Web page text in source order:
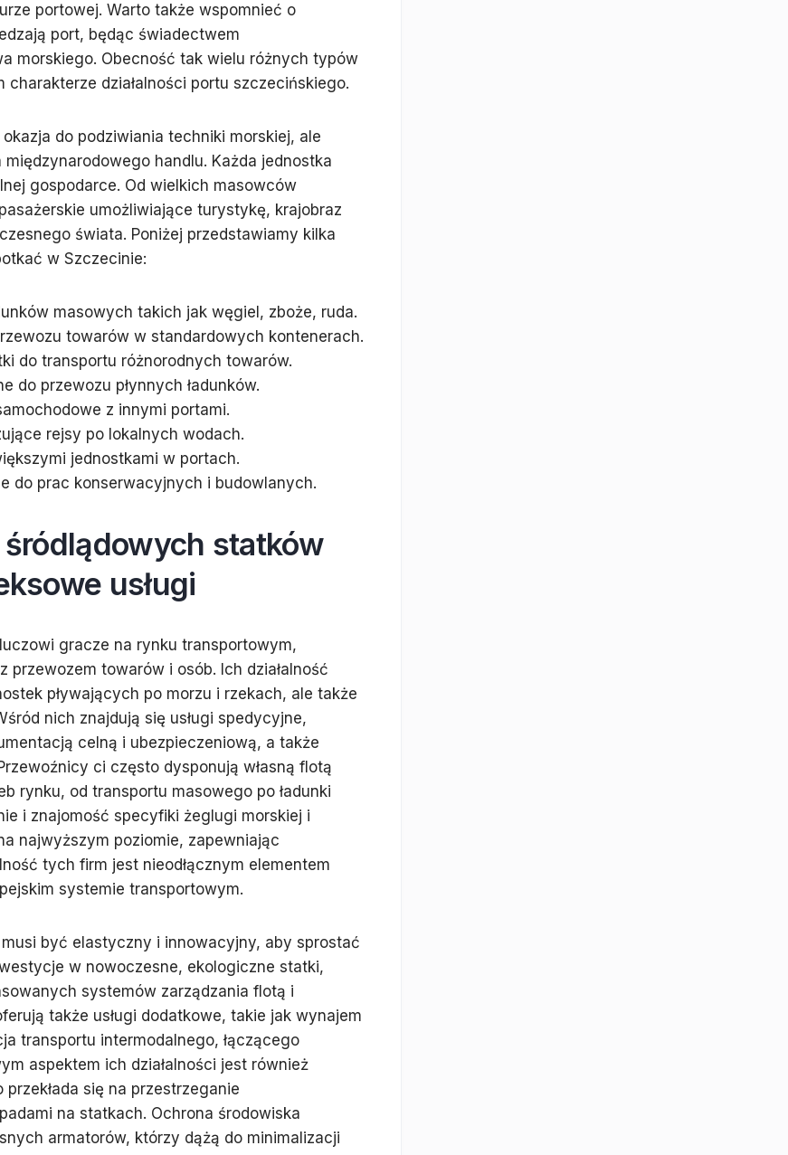
portowej. Warto także wspomnieć o
port, będąc świadectwem
morskiego. Obecność tak wielu różnych typów
działalności portu szczecińskiego.
do podziwiania techniki morskiej, ale
handlu. Każda jednostka
gospodarce. Od wielkich masowców
umożliwiające turystykę, krajobraz
świata. Poniżej przedstawiamy kilka
w Szczecinie:
masowych takich jak węgiel, zboże, ruda.
towarów w standardowych kontenerach.
do transportu różnorodnych towarów.
do przewozu płynnych ładunków.
z innymi portami.
rejsy po lokalnych wodach.
jednostkami w portach.
do prac konserwacyjnych i budowlanych.
statków
usługi
gracze na rynku transportowym,
towarów i osób. Ich działalność
pływających po morzu i rzekach, ale także
nich znajdują się usługi spedycyjne,
celną i ubezpieczeniową, a także
ci często dysponują własną flotą
rynku, od transportu masowego po ładunki
i znajomość specyfiki żeglugi morskiej i
najwyższym poziomie, zapewniając
tych firm jest nieodłącznym elementem
systemie transportowym.
być elastyczny i innowacyjny, aby sprostać
w nowoczesne, ekologiczne statki,
systemów zarządzania flotą i
także usługi dodatkowe, takie jak wynajem
transportu intermodalnego, łączącego
aspektem ich działalności jest również
się na przestrzeganie
na statkach. Ochrona środowiska
armatorów, którzy dążą do minimalizacji